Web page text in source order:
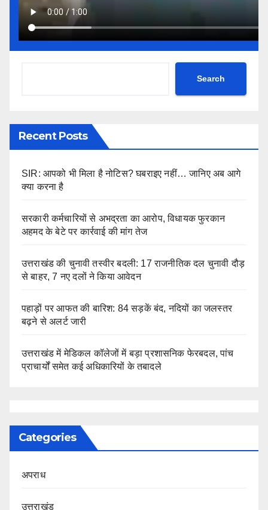
Search
Recent Posts
SIR: आपको भी मिला है नोटिस? घबराइए नहीं… जानिए अब आगे
क्या करना है
सरकारी कर्मचारियों से अभद्रता का आरोप, विधायक फुरकान
अहमद के बेटे पर कार्रवाई की मांग तेज
उत्तराखंड की चुनावी तस्वीर बदली: 17 राजनीतिक दल चुनावी दौड़
से बाहर, 7 नए दलों ने किया आवेदन
पहाड़ों पर आफत की बारिश: 84 सड़कें बंद, नदियों का जलस्तर
बढ़ने से अलर्ट जारी
उत्तराखंड में मेडिकल कॉलेजों में बड़ा प्रशासनिक फेरबदल, पांच
प्राचार्यों समेत कई अधिकारियों के तबादले
Categories
अपराध
उत्तराखंड